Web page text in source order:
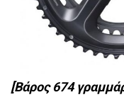
[Βάρος 674